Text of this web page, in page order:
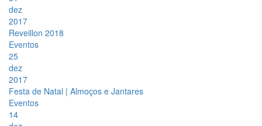
dez
2017
Reveillon 2018
Eventos
25
dez
2017
Festa de Natal | Almoços e Jantares
Eventos
14